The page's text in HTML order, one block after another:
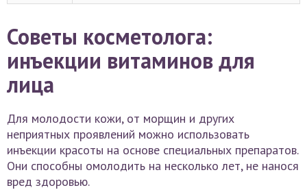
Советы косметолога:
инъекции витаминов для
лица
Для молодости кожи, от морщин и других
неприятных проявлений можно использовать
инъекции красоты на основе специальных препаратов.
Они способны омолодить на несколько лет, не нанося
вред здоровью.